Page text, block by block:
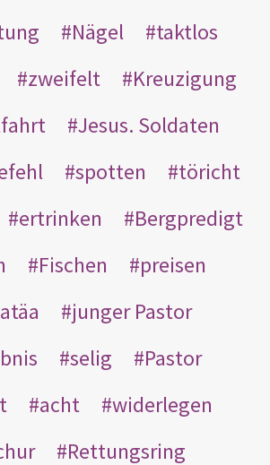
Nägel
taktlos
zweifelt
Kreuzigung
Jesus. Soldaten
spotten
töricht
ertrinken
Bergpredigt
Fischen
preisen
junger Pastor
selig
Pastor
acht
widerlegen
Rettungsring